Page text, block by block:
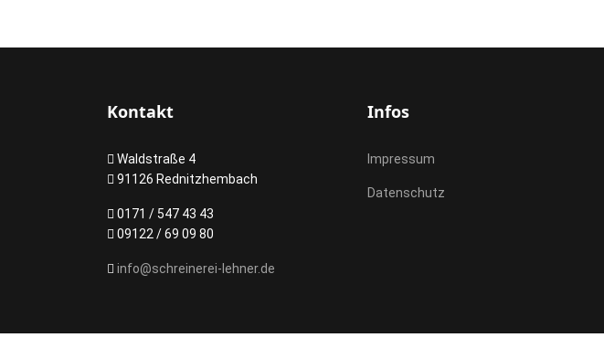
Kontakt
Waldstraße 4
91126 Rednitzhembach
0171 / 547 43 43
09122 / 69 09 80
info@schreinerei-lehner.de
Infos
Impressum
Datenschutz